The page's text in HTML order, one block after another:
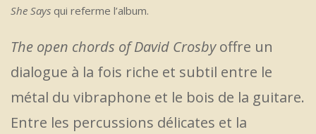
She Says qui referme l’album.
The open chords of David Crosbyoffre un
dialogue à la fois riche et subtil entre le
métal du vibraphone et le bois de la guitare.
Entre les percussions délicates et la